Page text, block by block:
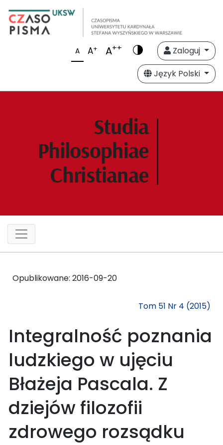
A A+ A++
Zaloguj
Język Polski
Opublikowane: 2016-09-20
Tom 51 Nr 4 (2015)
Integralność poznania
ludzkiego w ujęciu
Błażeja Pascala. Z
dziejów filozofii
zdrowego rozsądku